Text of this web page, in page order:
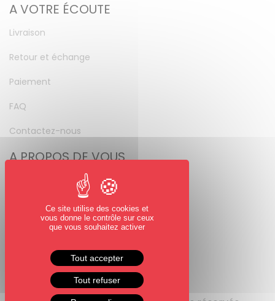
A VOTRE ÉCOUTE
Livraison
Retour et échange
Paiement
FAQ
Contactez-nous
A PROPOS DE VOUS
Mot de passe perdu
NOUS SUIVRE
Facebook
Instagram
Ce site utilise des cookies et
vous donne le contrôle sur ceux
que vous souhaitez activer
Tout accepter
Tout refuser